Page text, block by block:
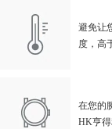
避免让
度，高
在您的
HK亨得